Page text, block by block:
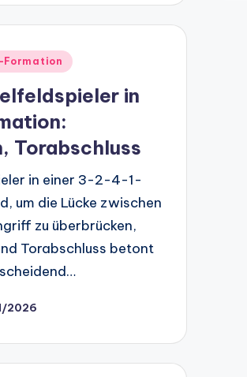
in
Torabschluss
in einer 3-2-4-1-
um die Lücke zwischen
zu überbrücken,
Torabschluss betont
2026